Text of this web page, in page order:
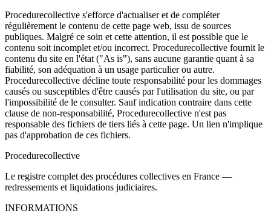
Procedurecollective s'efforce d'actualiser et de compléter
régulièrement le contenu de cette page web, issu de sources
publiques. Malgré ce soin et cette attention, il est possible que le
contenu soit incomplet et/ou incorrect. Procedurecollective fournit le
contenu du site en l'état ("As is"), sans aucune garantie quant à sa
fiabilité, son adéquation à un usage particulier ou autre.
Procedurecollective décline toute responsabilité pour les dommages
causés ou susceptibles d'être causés par l'utilisation du site, ou par
l'impossibilité de le consulter. Sauf indication contraire dans cette
clause de non-responsabilité, Procedurecollective n'est pas
responsable des fichiers de tiers liés à cette page. Un lien n'implique
pas d'approbation de ces fichiers.
Procedurecollective
Le registre complet des procédures collectives en France —
redressements et liquidations judiciaires.
INFORMATIONS